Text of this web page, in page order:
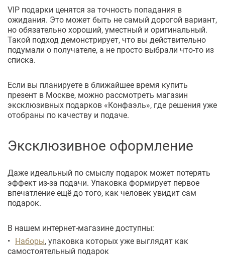
VIP подарки ценятся за точность попадания в
ожидания. Это может быть не самый дорогой вариант,
но обязательно хороший, уместный и оригинальный.
Такой подход демонстрирует, что вы действительно
подумали о получателе, а не просто выбрали что-то из
списка.
Если вы планируете в ближайшее время купить
презент в Москве, можно рассмотреть магазин
эксклюзивных подарков «Конфаэль», где решения уже
отобраны по качеству и подаче.
Эксклюзивное оформление
Даже идеальный по смыслу подарок может потерять
эффект из-за подачи. Упаковка формирует первое
впечатление ещё до того, как человек увидит сам
подарок.
В нашем интернет-магазине доступны:
Наборы, упаковка которых уже выглядят как
самостоятельный подарок